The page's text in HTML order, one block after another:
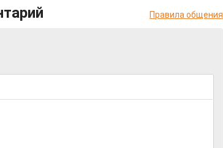
Правила общения